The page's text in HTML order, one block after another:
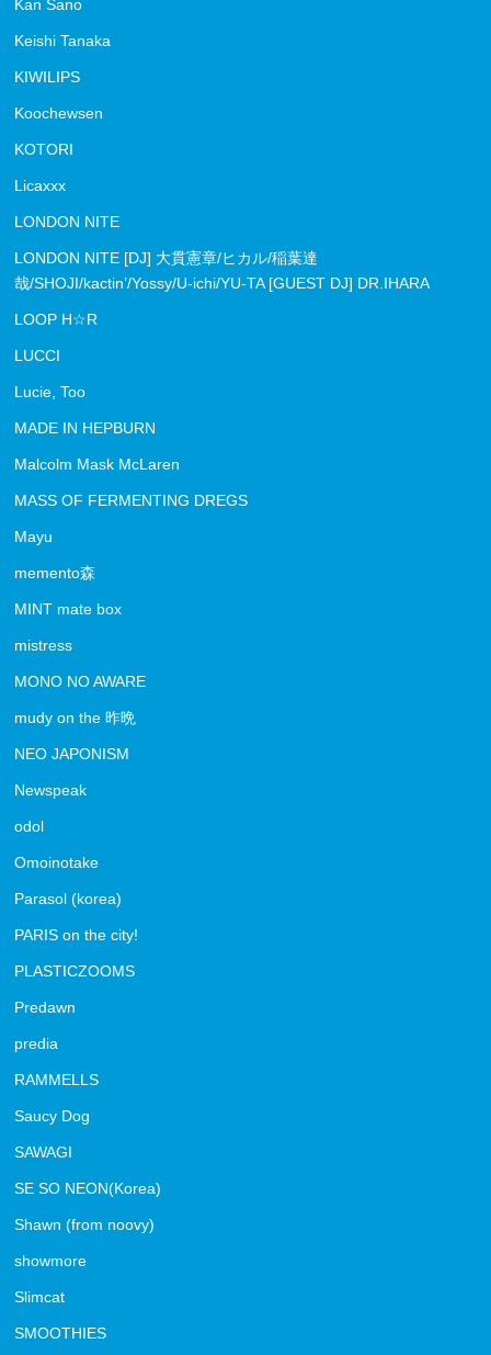
Kan Sano
Keishi Tanaka
KIWILIPS
Koochewsen
KOTORI
Licaxxx
LONDON NITE
LONDON NITE [DJ] 大貫憲章/ヒカル/稲葉達
哉/SHOJI/kactin’/Yossy/U-ichi/YU-TA [GUEST DJ] DR.IHARA
LOOP H☆R
LUCCI
Lucie, Too
MADE IN HEPBURN
Malcolm Mask McLaren
MASS OF FERMENTING DREGS
Mayu
memento森
MINT mate box
mistress
MONO NO AWARE
mudy on the 昨晩
NEO JAPONISM
Newspeak
odol
Omoinotake
Parasol (korea)
PARIS on the city!
PLASTICZOOMS
Predawn
predia
RAMMELLS
Saucy Dog
SAWAGI
SE SO NEON(Korea)
Shawn (from noovy)
showmore
Slimcat
SMOOTHIES